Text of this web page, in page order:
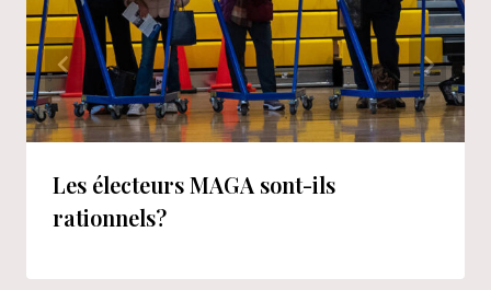
Les électeurs MAGA sont-ils
rationnels?